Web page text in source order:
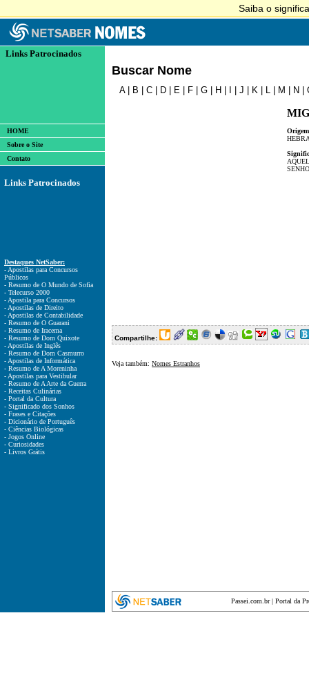
Links Patrocinados
HOME
Sobre o Site
Contato
Links Patrocinados
Destaques NetSaber:
- Apostilas para Concursos
Públicos
- Resumo de O Mundo de Sofia
- Telecurso 2000
- Apostila para Concursos
- Apostilas de Direito
- Apostilas de Contabilidade
- Resumo de O Guarani
- Resumo de Iracema
- Resumo de Dom Quixote
- Apostilas de Inglês
- Resumo de Dom Casmurro
- Apostilas de Informática
- Resumo de A Moreninha
- Apostilas para Vestibular
- Resumo de A Arte da Guerra
- Receitas Culinárias
- Portal da Cultura
- Significado dos Sonhos
- Frases e Citações
- Dicionário de Português
- Ciências Biológicas
- Jogos Online
- Curiosidades
- Livros Grátis
Buscar Nome
A| B C D E F G H J K L M N
Compartilhe:
Veja também: Nomes Estranhos
Passei.com.br| Portal da